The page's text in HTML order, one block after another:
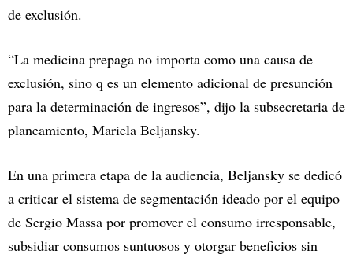
de exclusión.
“La medicina prepaga no importa como una causa de
exclusión, sino q es un elemento adicional de presunción
para la determinación de ingresos”, dijo la subsecretaria de
planeamiento, Mariela Beljansky.
En una primera etapa de la audiencia, Beljansky se dedicó
a criticar el sistema de segmentación ideado por el equipo
de Sergio Massa por promover el consumo irresponsable,
subsidiar consumos suntuosos y otorgar beneficios sin